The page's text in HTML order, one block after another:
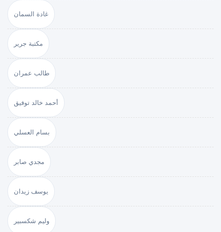
غادة السمان
مكتبة جرير
طالب عمران
أحمد خالد توفيق
بسام العسلي
مجدي صابر
يوسف زيدان
وليم شكسبير